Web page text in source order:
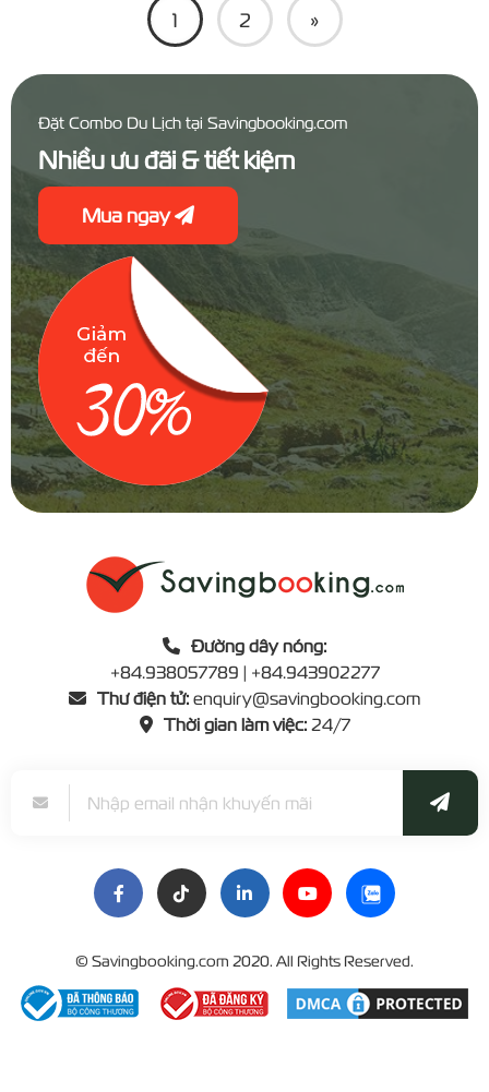
1 2 »
Đặt Combo Du Lịch tại Savingbooking.com
Nhiều ưu đãi & tiết kiệm
Mua ngay
Đường dây nóng:
+84.938057789 | +84.943902277
Thư điện tử: enquiry@savingbooking.com
Thời gian làm việc:24/7
© Savingbooking.com 2020. All Rights Reserved.